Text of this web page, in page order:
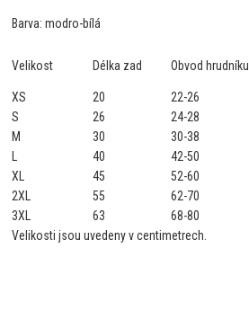
Barva: modro-bílá
Velikost Délka zad Obvod hrudníku
XS 20 22-26
S
26 24-28
M
30 30-38
40 42-50
XL
45 52-60
2XL
55 62-70
3XL
63 68-80
Velikosti jsou uvedeny v centimetrech.